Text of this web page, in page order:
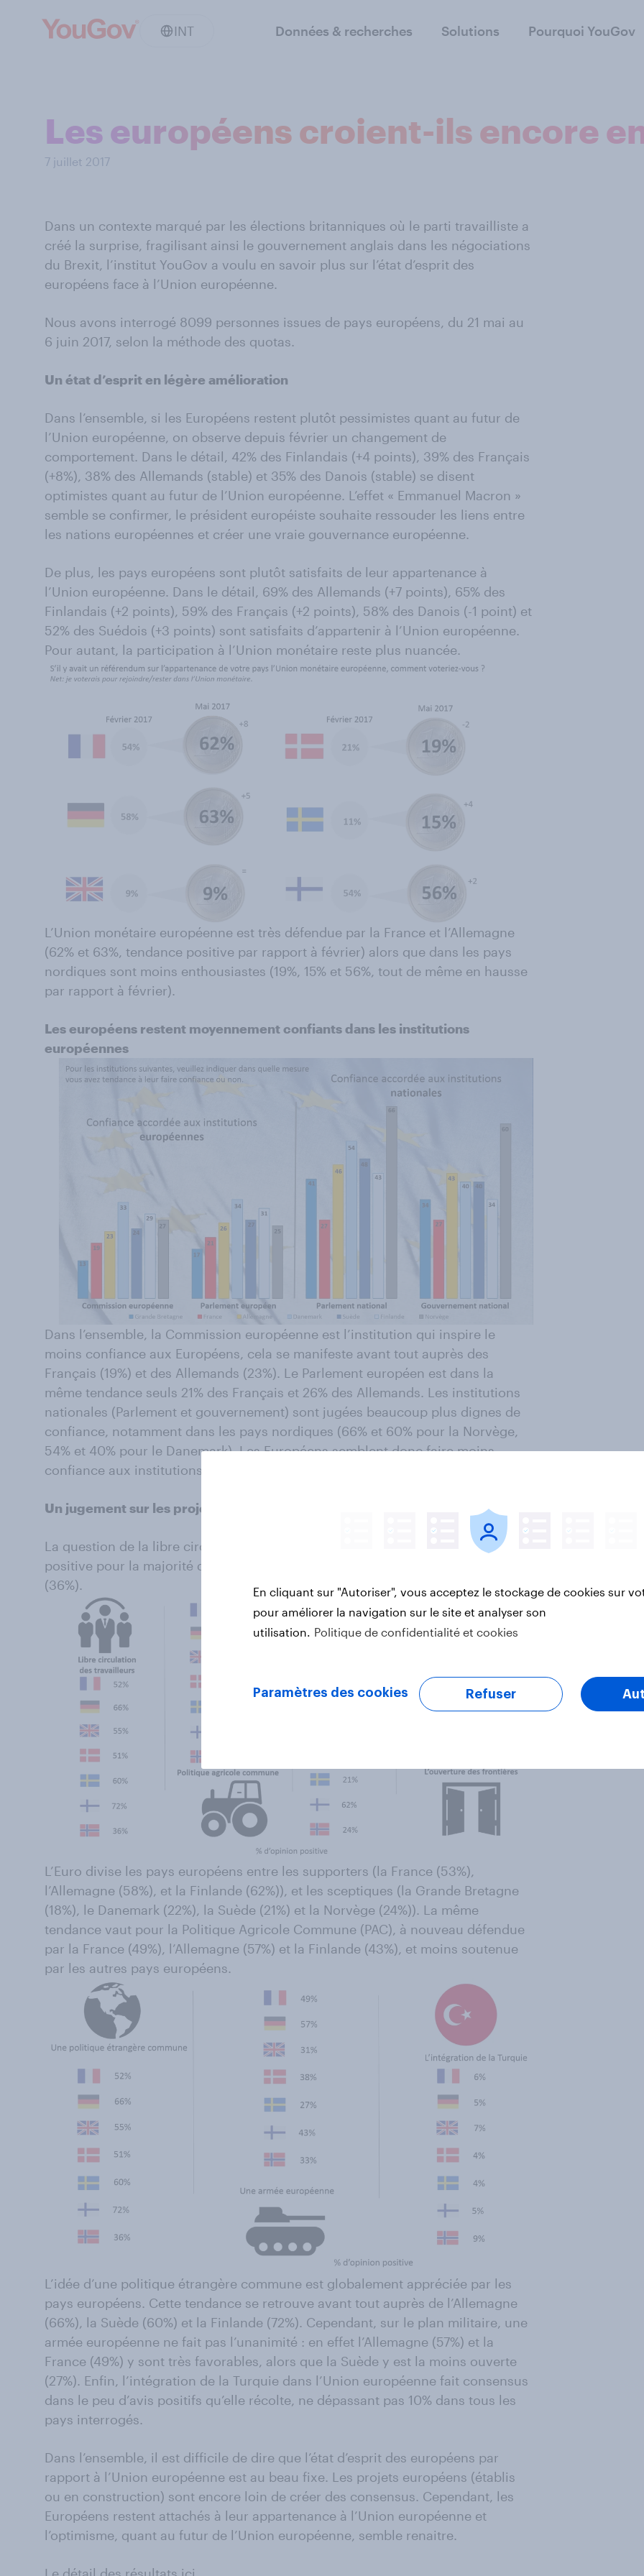
INT Données & recherches Solutions Pourquoi YouGov
Les européens croient-ils encore
7 juillet 2017
Dans un contexte marqué par les élections britanniques où le parti travailliste a
créé la surprise, fragilisant ainsi le gouvernement anglais dans les négociations
du Brexit, l’institut YouGov a voulu en savoir plus sur l’état d’esprit des
européens face à l’Union européenne.
Nous avons interrogé 8099 personnes issues de pays européens, du 21 mai au
6 juin 2017, selon la méthode des quotas.
Un état d’esprit en légère amélioration
Dans l’ensemble, si les Européens restent plutôt pessimistes quant au futur de
l’Union européenne, on observe depuis février un changement de
comportement. Dans le détail, 42% des Finlandais (+4 points), 39% des Français
(+8%), 38% des Allemands (stable) et 35% des Danois (stable) se disent
optimistes quant au futur de l’Union européenne. L’effet « Emmanuel Macron »
semble se confirmer, le président européiste souhaite ressouder les liens entre
les nations européennes et créer une vraie gouvernance européenne.
De plus, les pays européens sont plutôt satisfaits de leur appartenance à
l’Union européenne. Dans le détail, 69% des Allemands (+7 points), 65% des
Finlandais (+2 points), 59% des Français (+2 points), 58% des Danois (-1 point) et
52% des Suédois (+3 points) sont satisfaits d’appartenir à l’Union européenne.
Pour autant, la participation à l’Union monétaire reste plus nuancée.
L’Union monétaire européenne est très défendue par la France et l’Allemagne
(62% et 63%, tendance positive par rapport à février) alors que dans les pays
nordiques sont moins enthousiastes (19%, 15% et 56%, tout de même en hausse
par rapport à février).
Les européens restent moyennement confiants dans les institutions
européennes
Dans l’ensemble, la Commission européenne est l’institution qui inspire le
moins confiance aux Européens, cela se manifeste avant tout auprès des
Français (19%) et des Allemands (23%). Le Parlement européen est dans la
même tendance seuls 21% des Français et 26% des Allemands. Les institutions
nationales (Parlement et gouvernement) sont jugées beaucoup plus dignes de
confiance, notamment dans les pays nordiques (66% et 60% pour la Norvège,
54% et 40% pour le Danemark). Les Européens semblent donc faire moins
confiance aux institutions européennes qu’en leurs institutions nationales.
Un jugement sur les projets européens en demi-teinte
La question de la libre circulation des travailleurs est perçue comme très
positive pour la majorité des pays européens, seule la Norvège se distingue
(36%).
L’Euro divise les pays européens entre les supporters (la France (53%),
l’Allemagne (58%), et la Finlande (62%)), et les sceptiques (la Grande Bretagne
(18%), le Danemark (22%), la Suède (21%) et la Norvège (24%)). La même
tendance vaut pour la Politique Agricole Commune (PAC), à nouveau défendue
par la France (49%), l’Allemagne (57%) et la Finlande (43%), et moins soutenue
par les autres pays européens.
L’idée d’une politique étrangère commune est globalement appréciée par les
pays européens. Cette tendance se retrouve avant tout auprès de l’Allemagne
(66%), la Suède (60%) et la Finlande (72%). Cependant, sur le plan militaire, une
armée européenne ne fait pas l’unanimité : en effet l’Allemagne (57%) et la
France (49%) y sont très favorables, alors que la Suède y est la moins ouverte
(27%). Enfin, l’intégration de la Turquie dans l’Union européenne fait consensus
dans le peu d’avis positifs qu’elle récolte, ne dépassant pas 10% dans tous les
pays interrogés.
Dans l’ensemble, il est difficile de dire que l’état d’esprit des européens par
rapport à l’Union européenne est au beau fixe. Les projets européens (établis
ou en construction) sont encore loin de créer des consensus. Cependant, les
Européens restent attachés à leur appartenance à l’Union européenne et
l’optimisme, quant au futur de l’Union européenne, semble renaitre.
En cliquant sur "Autoriser", vous acceptez le stockage de cookies sur
pour améliorer la navigation sur le site et analyser son
utilisation. Politique de confidentialité et cookies
Paramètres des cookies Refuser